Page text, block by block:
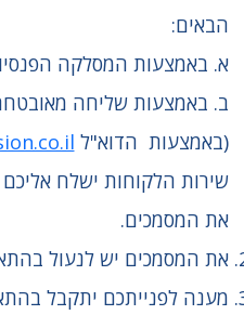
הבאים:
א. באמצעות המסלקה
ב. באמצעות שליחה
(באמצעות הדוא"ל
שירות הלקוחות ישלח
את המסמכים.
את המסמכים יש לנעול
מענה לפנייתכם יתקבל